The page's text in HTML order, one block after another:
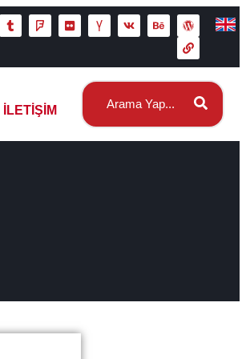
İLETIŞIM